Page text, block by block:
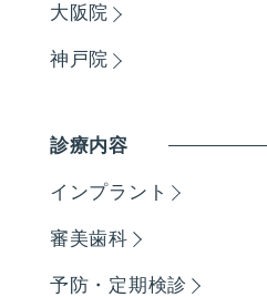
大阪院
神戸院
診療内容
インプラント
審美歯科
予防・定期検診